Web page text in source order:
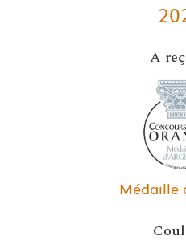
A
Médaille